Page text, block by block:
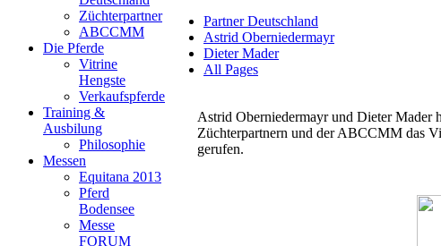
Züchterpartner
ABCCMM
Die Pferde
Vitrine
Hengste
Verkaufspferde
Training &
Ausbilung
Philosophie
Messen
Equitana 2013
Pferd
Bodensee
Messe
FORUM
Partner Deutschland
Astrid Oberniedermayr
Dieter Mader
All Pages
Astrid Oberniedermayr und Dieter Mader
Züchterpartnern und der ABCCMM das
gerufen.